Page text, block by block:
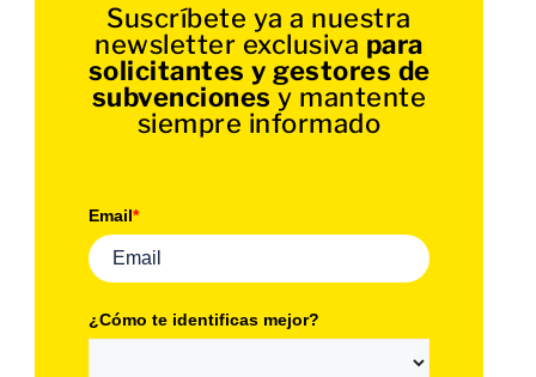
Suscríbete ya a nuestra
newsletter exclusiva para
solicitantes y gestores de
subvenciones y mantente
siempre informado
Email*
¿Cómo te identificas mejor?